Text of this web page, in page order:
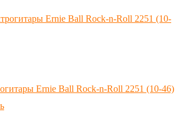
Ernie Ball Rock-n-Roll 2251 (10-46)